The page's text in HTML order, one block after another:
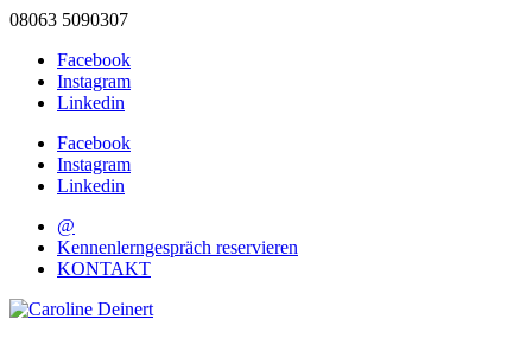
08063 5090307
Facebook
Instagram
Linkedin
Facebook
Instagram
Linkedin
@
Kennenlerngespräch reservieren
KONTAKT